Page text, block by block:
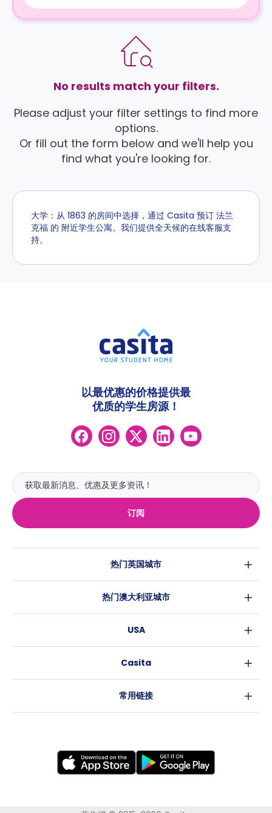
No results match your filters.
Please adjust your filter settings to find more
options.
Or fill out the form below and we'll help you
find what you're looking for.
大学：从 1863 的房间中选择，通过 Casita 预订 法兰
克福 的 附近学生公寓。我们提供全天候的在线客服支
持。
订阅
以最优惠的价格提供最
优质的学生房源！
热门英国城市
伦敦
爱丁堡
利兹
考文垂
莱斯特
热门澳大利亚城市
布里斯班
阿德莱德
USA
洛杉矶
Casita
常用链接